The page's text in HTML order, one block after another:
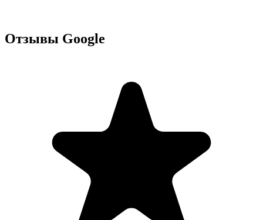
Отзывы Google